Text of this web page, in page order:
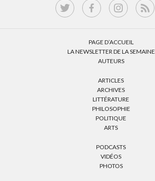
PAGE D’ACCUEIL
LA NEWSLETTER DE LA SEMAINE
AUTEURS
ARTICLES
ARCHIVES
LITTÉRATURE
PHILOSOPHIE
POLITIQUE
ARTS
PODCASTS
VIDÉOS
PHOTOS